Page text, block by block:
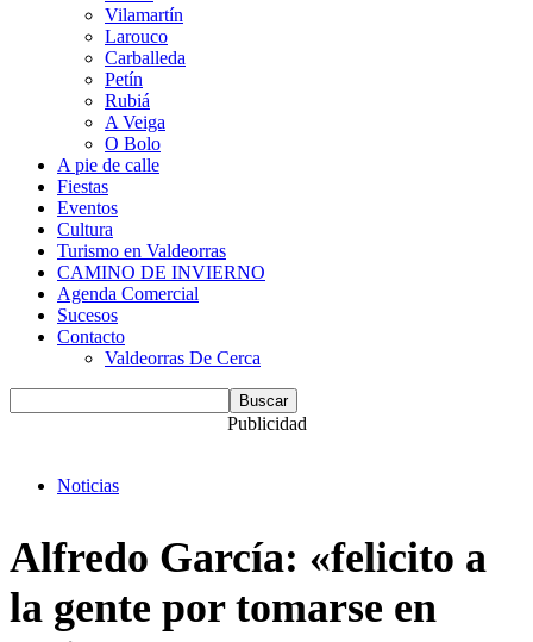
Vilamartín
Larouco
Carballeda
Petín
Rubiá
A Veiga
O Bolo
A pie de calle
Fiestas
Eventos
Cultura
Turismo en Valdeorras
CAMINO DE INVIERNO
Agenda Comercial
Sucesos
Contacto
Valdeorras De Cerca
Publicidad
Noticias
Alfredo García: «felicito a
la gente por tomarse en